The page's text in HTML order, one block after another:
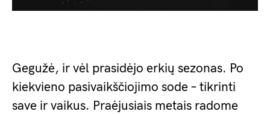
Gegužė, ir vėl prasidėjo erkių sezonas. Po
kiekvieno pasivaikščiojimo sode – tikrinti
save ir vaikus. Praėjusiais metais radome